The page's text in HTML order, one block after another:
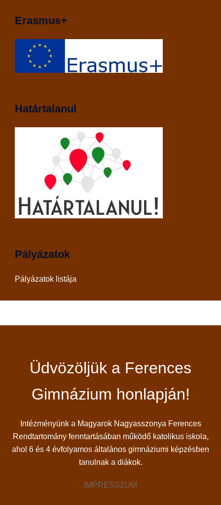
Erasmus+
Határtalanul
Pályázatok
Pályázatok listája
Üdvözöljük a Ferences
Gimnázium honlapján!
Intézményünk a Magyarok Nagyasszonya Ferences
Rendtartomány fenntartásában működő katolikus iskola,
ahol 6 és 4 évfolyamos általános gimnáziumi képzésben
tanulnak a diákok.
IMPRESSZUM